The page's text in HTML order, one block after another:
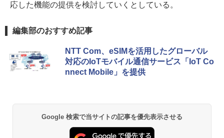
応した機能の提供を検討していくとしている。
編集部のおすすめ記事
NTT Com、eSIMを活用したグローバル
対応のIoTモバイル通信サービス「IoT Co
nnect Mobile」を提供
Google 検索で当サイトの記事を優先表示させる